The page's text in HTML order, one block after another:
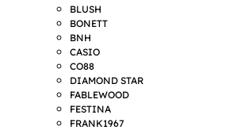
BLUSH
BONETT
BNH
CASIO
CO88
DIAMOND STAR
FABLEWOOD
FESTINA
FRANK1967